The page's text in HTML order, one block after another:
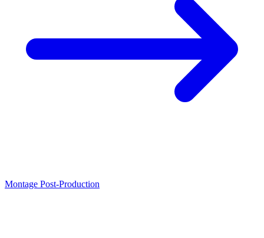
Montage Post-Production